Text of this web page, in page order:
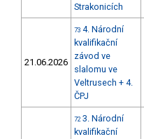
Strakonicích
21.06.2026
73 4. Národní
kvalifikační
závod ve
slalomu ve
Veltrusech + 4.
ČPJ
72 3. Národní
kvalifikační